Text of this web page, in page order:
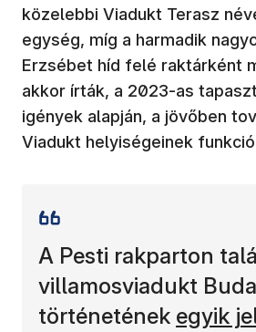
közelebbi Viadukt Terasz
egység, míg a harmadik
Erzsébet híd felé raktárként
akkor írták, a 2023-as
igények alapján, a jövőben
Viadukt helyiségeinek
A Pesti rakparton
villamosviadukt
történetének (új
egyik